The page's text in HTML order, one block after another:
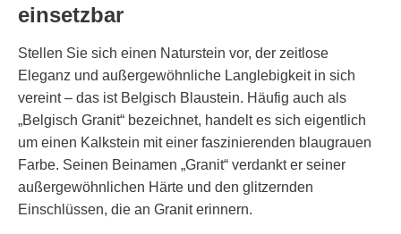
einsetzbar
Stellen Sie sich einen Naturstein vor, der zeitlose
Eleganz und außergewöhnliche Langlebigkeit in sich
vereint – das ist Belgisch Blaustein. Häufig auch als
„Belgisch Granit“ bezeichnet, handelt es sich eigentlich
um einen Kalkstein mit einer faszinierenden blaugrauen
Farbe. Seinen Beinamen „Granit“ verdankt er seiner
außergewöhnlichen Härte und den glitzernden
Einschlüssen, die an Granit erinnern.